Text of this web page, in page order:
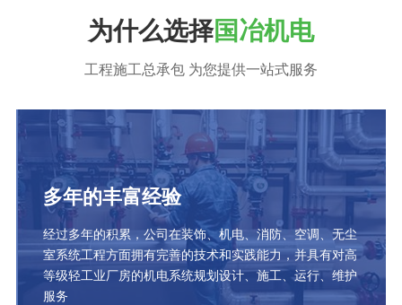
为什么选择国冶机电
工程施工总承包 为您提供一站式服务
多年的丰富经验
经过多年的积累，公司在装饰、机电、消防、空调、无尘
室系统工程方面拥有完善的技术和实践能力，并具有对高
等级轻工业厂房的机电系统规划设计、施工、运行、维护
服务